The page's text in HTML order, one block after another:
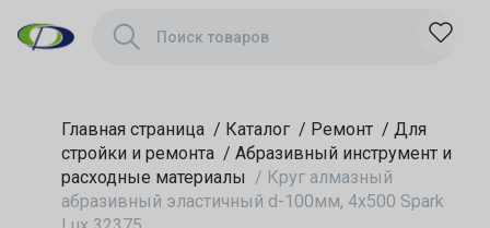
Главная страница / Каталог / Ремонт / Для
стройки и ремонта / Абразивный инструмент и
расходные материалы / Круг алмазный
абразивный эластичный d-100мм, 4х500 Spark